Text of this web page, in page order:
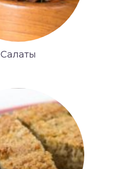
Салаты